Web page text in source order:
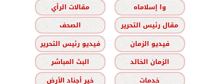
وا إسلاماه
مقالات الرأي
مقال رئيس التحرير
الصحف
فيديو الزمان
فيديو رئيس التحرير
الزمان الخالد
البث المباشر
خدمات
خير أجناد الأرض